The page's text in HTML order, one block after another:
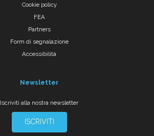
Cookie policy
FEA
Partners
Form di segnalazione
Accessibilità
Newsletter
Iscriviti alla nostra newsletter
ISCRIVITI